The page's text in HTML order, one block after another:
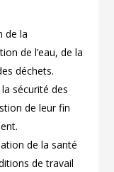
de la
de l’eau, de la
déchets.
sécurité des
de leur fin
de la santé
de travail